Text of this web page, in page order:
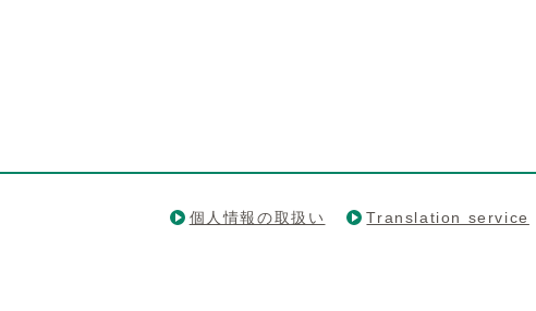
個人情報の取扱い Translation service